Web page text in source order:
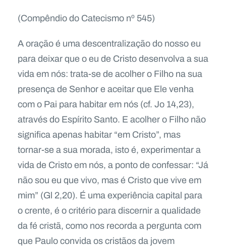
(Compêndio do Catecismo nº 545)
A oração é uma descentralização do nosso eu
para deixar que o eu de Cristo desenvolva a sua
vida em nós: trata-se de acolher o Filho na sua
presença de Senhor e aceitar que Ele venha
com o Pai para habitar em nós (cf. Jo 14,23),
através do Espírito Santo. E acolher o Filho não
significa apenas habitar “em Cristo”, mas
tornar-se a sua morada, isto é, experimentar a
vida de Cristo em nós, a ponto de confessar: “Já
não sou eu que vivo, mas é Cristo que vive em
mim” (Gl 2,20). É uma experiência capital para
o crente, é o critério para discernir a qualidade
da fé cristã, como nos recorda a pergunta com
que Paulo convida os cristãos da jovem